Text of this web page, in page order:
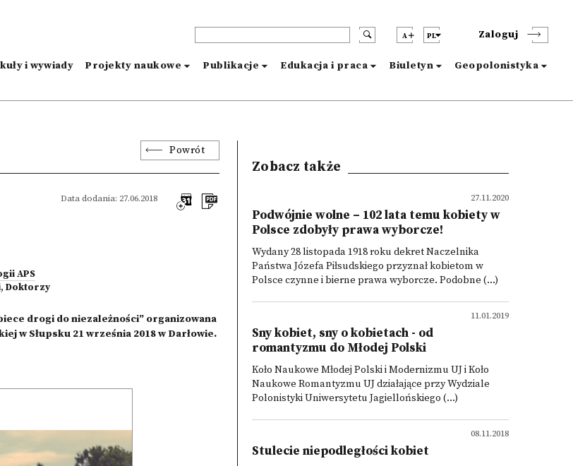
A PL Zaloguj
i wywiady Projekty naukowe Publikacje Edukacja i praca Biuletyn Geopolonistyka
Powrót
Data dodania: 27.06.2018
APS
, Doktorzy
drogi do niezależności” organizowana
w Słupsku 21 września 2018 w Darłowie.
Zobacz także
27.11.2020
Podwójnie wolne – 102 lata temu kobiety w
Polsce zdobyły prawa wyborcze!
Wydany 28 listopada 1918 roku dekret Naczelnika
Państwa Józefa Piłsudskiego przyznał kobietom w
Polsce czynne i bierne prawa wyborcze. Podobne (...)
11.01.2019
Sny kobiet, sny o kobietach - od
romantyzmu do Młodej Polski
Koło Naukowe Młodej Polski i Modernizmu UJ i Koło
Naukowe Romantyzmu UJ działające przy Wydziale
Polonistyki Uniwersytetu Jagiellońskiego (...)
08.11.2018
Stulecie niepodległości kobiet